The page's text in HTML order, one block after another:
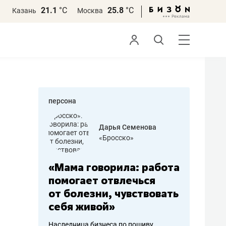
Казань 21.1 °С Москва 25.8 °С
персона
Дарья Семенова
«Бросско»
«Мама говорила: работа
помогает отвлечься
от болезни, чувствовать
себя живой»